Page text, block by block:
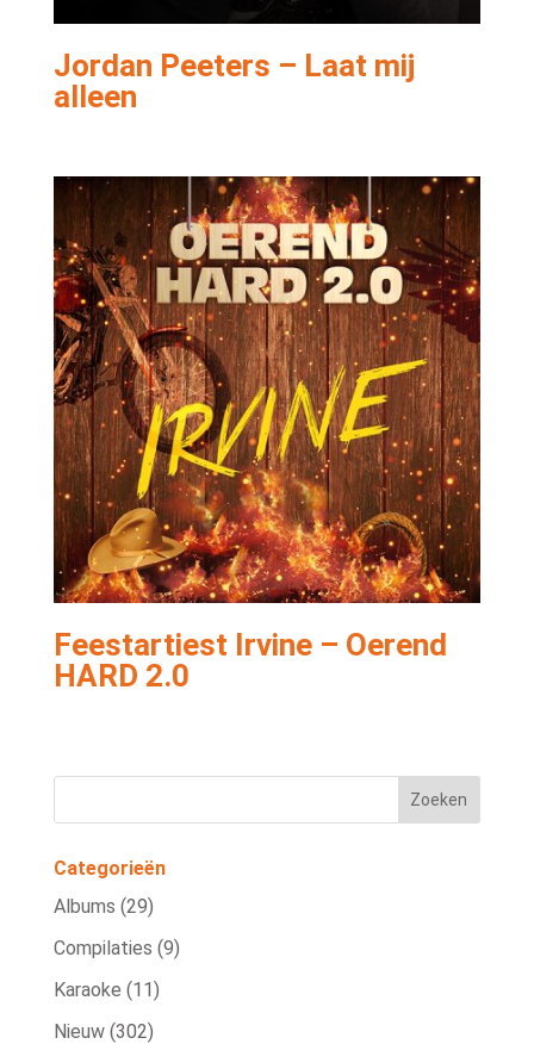
Jordan Peeters – Laat mij
alleen
Feestartiest Irvine – Oerend
HARD 2.0
Categorieën
Albums (29)
Compilaties (9)
Karaoke (11)
Nieuw (302)